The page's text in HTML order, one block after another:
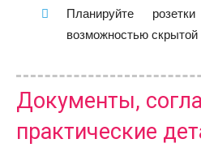
Планируйте
возможностью
Документы,
практические